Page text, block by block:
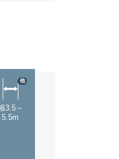
3.5～
5.5m
他